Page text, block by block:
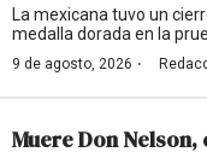
La mexicana tuvo un
medalla dorada en la
9 de agosto, 2026 ·
Muere Don